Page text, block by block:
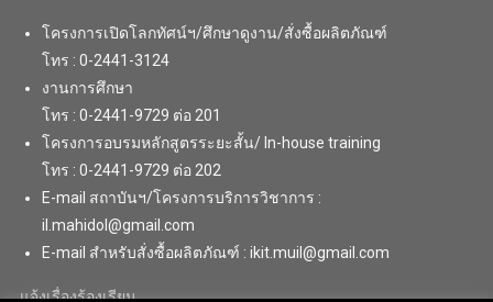
โครงการเปิดโลกทัศน์ฯ/ศึกษาดูงาน/สั่งซื้อผลิตภัณฑ์
โทร : 0-2441-3124
งานการศึกษา
โทร : 0-2441-9729 ต่อ 201
โครงการอบรมหลักสูตรระยะสั้น/ In-house training
โทร : 0-2441-9729 ต่อ 202
E-mail สถาบันฯ/โครงการบริการวิชาการ :
il.mahidol@gmail.com
E-mail สำหรับสั่งซื้อผลิตภัณฑ์ : ikit.muil@gmail.com
แจ้งเรื่องร้องเรียน